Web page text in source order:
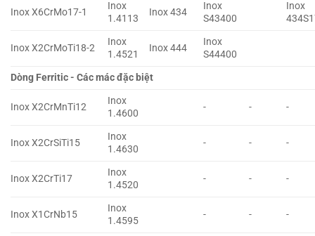
Inox X6CrMo17-1
Inox
1.4113
Inox 434
Inox
S43400
Inox
Inox X2CrMoTi18-2
Inox
1.4521
Inox 444
Inox
S44400
Dòng Ferritic - Các mác đặc biệt
Inox X2CrMnTi12
Inox
1.4600
- - -
Inox X2CrSiTi15
Inox
1.4630
- - -
Inox X2CrTi17
Inox
1.4520
- - -
Inox X1CrNb15
Inox
1.4595
- - -